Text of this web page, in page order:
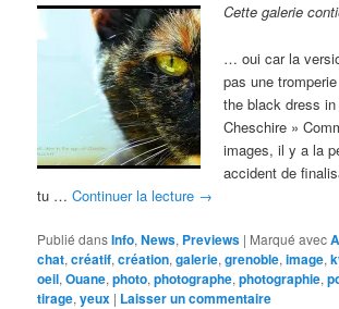
Cette galerie
… oui car la
pas une
the black dress
Cheschire »
images, il y a la
accident de
tu …Continuer la lecture →
Publié dansInfo,News, Previews | Marqué avec
chat,créatif,création,galerie,grenoble,image,
oeil,Ouane,photo,photographe,photographie,
tirage,yeux | Laisser un commentaire